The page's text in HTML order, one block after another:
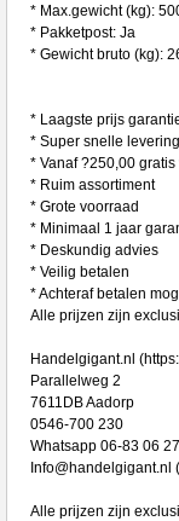
* Max.gewicht (kg):
* Pakketpost: Ja
* Gewicht bruto (kg):
* Laagste prijs
* Super snelle
* Vanaf ?250,00
* Ruim assortiment
* Grote voorraad
* Minimaal 1 jaar
* Deskundig advies
* Veilig betalen
* Achteraf betalen
Alle prijzen zijn
Handelgigant.nl
Parallelweg 2
7611DB Aadorp
0546-700 230
Whatsapp 06-83 06
Info@handelgigant.nl
Alle prijzen zijn